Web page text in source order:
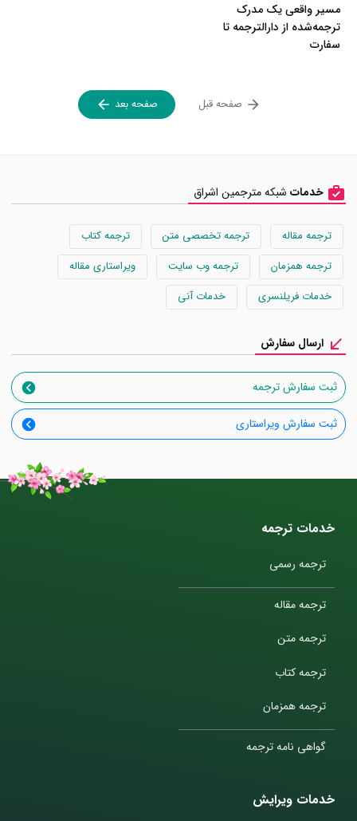
مسیر واقعی یک مدرک
ترجمه‌شده از دارالترجمه تا
سفارت
صفحه قبل صفحه بعد
خدمات شبکه مترجمین اشراق
ترجمه مقاله ترجمه تخصصی متن
ترجمه کتاب
ترجمه همزمان
ترجمه وب سایت
ویراستاری مقاله
خدمات فریلنسری
خدمات آنی
ارسال سفارش
ثبت سفارش ترجمه
ثبت سفارش ویراستاری
خدمات ترجمه
ترجمه رسمی
ترجمه مقاله
ترجمه متن
ترجمه کتاب
ترجمه همزمان
گواهی نامه ترجمه
خدمات ویرایش